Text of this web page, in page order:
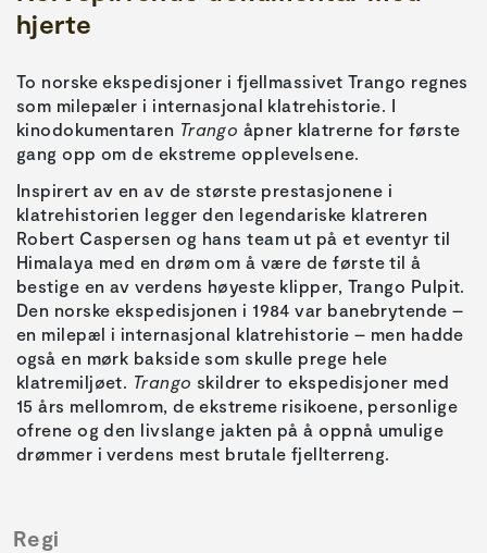
hjerte
To norske ekspedisjoner i fjellmassivet Trango regnes
som milepæler i internasjonal klatrehistorie. I
kinodokumentaren Trango åpner klatrerne for første
gang opp om de ekstreme opplevelsene.
Inspirert av en av de største prestasjonene i
klatrehistorien legger den legendariske klatreren
Robert Caspersen og hans team ut på et eventyr til
Himalaya med en drøm om å være de første til å
bestige en av verdens høyeste klipper, Trango Pulpit.
Den norske ekspedisjonen i 1984 var banebrytende –
en milepæl i internasjonal klatrehistorie – men hadde
også en mørk bakside som skulle prege hele
klatremiljøet. Trango skildrer to ekspedisjoner med
15 års mellomrom, de ekstreme risikoene, personlige
ofrene og den livslange jakten på å oppnå umulige
drømmer i verdens mest brutale fjellterreng.
Regi